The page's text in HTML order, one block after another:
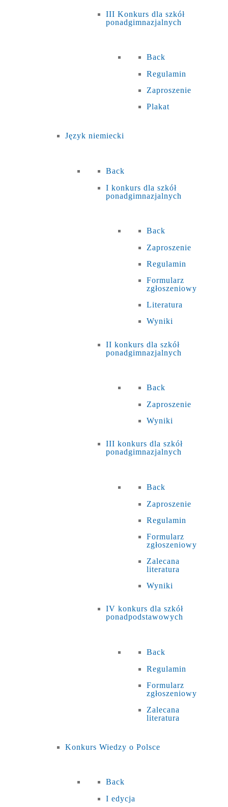
III Konkurs dla szkół
ponadgimnazjalnych
Back
Regulamin
Zaproszenie
Plakat
Język niemiecki
Back
I konkurs dla szkół
ponadgimnazjalnych
Back
Zaproszenie
Regulamin
Formularz
zgłoszeniowy
Literatura
Wyniki
II konkurs dla szkół
ponadgimnazjalnych
Back
Zaproszenie
Wyniki
III konkurs dla szkół
ponadgimnazjalnych
Back
Zaproszenie
Regulamin
Formularz
zgłoszeniowy
Zalecana
literatura
Wyniki
IV konkurs dla szkół
ponadpodstawowych
Back
Regulamin
Formularz
zgłoszeniowy
Zalecana
literatura
Konkurs Wiedzy o Polsce
Back
I edycja